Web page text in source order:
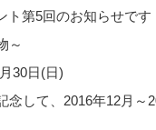
ト第5回のお知らせです
～
30日(日)
念して、2016年12月～